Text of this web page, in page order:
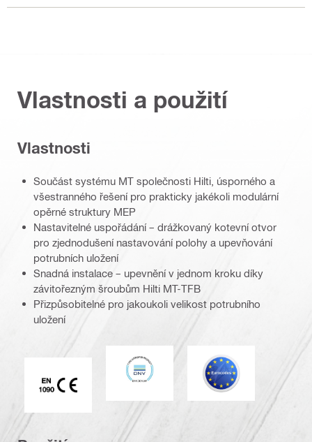
Vlastnosti a použití
Vlastnosti
Součást systému MT společnosti Hilti, úsporného a
všestranného řešení pro prakticky jakékoli modulární
opěrné struktury MEP
Nastavitelné uspořádání – drážkovaný kotevní otvor
pro zjednodušení nastavování polohy a upevňování
potrubních uložení
Snadná instalace – upevnění v jednom kroku díky
závitořezným šroubům Hilti MT-TFB
Přizpůsobitelné pro jakoukoli velikost potrubního
uložení
Značka CE EN 1090
DNV Eurokód